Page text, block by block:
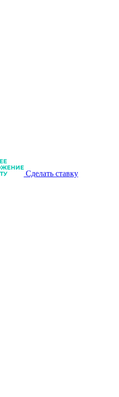
Сделать ставку